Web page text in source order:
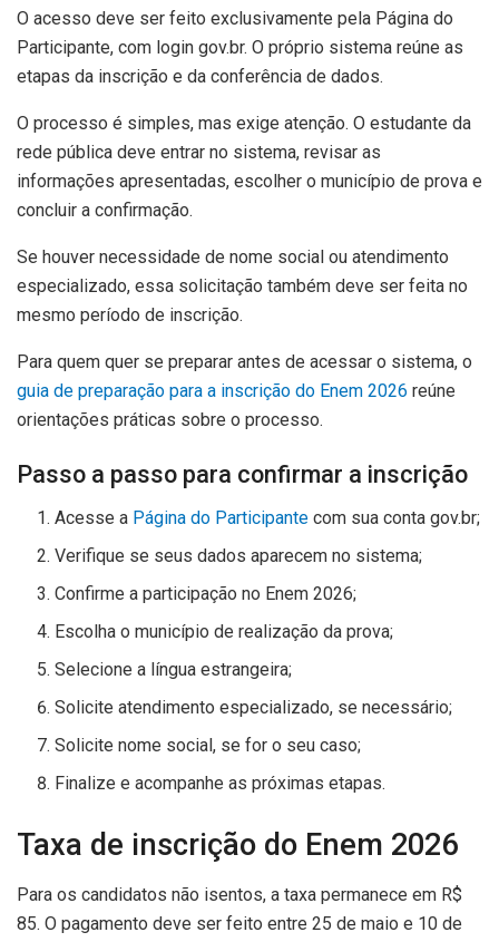
O acesso deve ser feito exclusivamente pela Página do
Participante, com login gov.br. O próprio sistema reúne as
etapas da inscrição e da conferência de dados.
O processo é simples, mas exige atenção. O estudante da
rede pública deve entrar no sistema, revisar as
informações apresentadas, escolher o município de prova e
concluir a confirmação.
Se houver necessidade de nome social ou atendimento
especializado, essa solicitação também deve ser feita no
mesmo período de inscrição.
Para quem quer se preparar antes de acessar o sistema, o
guia de preparação para a inscrição do Enem 2026 reúne
orientações práticas sobre o processo.
Passo a passo para confirmar a inscrição
Acesse a Página do Participante com sua conta gov.br;
Verifique se seus dados aparecem no sistema;
Confirme a participação no Enem 2026;
Escolha o município de realização da prova;
Selecione a língua estrangeira;
Solicite atendimento especializado, se necessário;
Solicite nome social, se for o seu caso;
Finalize e acompanhe as próximas etapas.
Taxa de inscrição do Enem 2026
Para os candidatos não isentos, a taxa permanece em R$
85. O pagamento deve ser feito entre 25 de maio e 10 de